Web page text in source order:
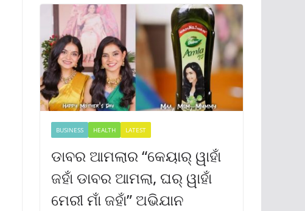
BUSINESS HEALTH LATEST
ଡାବର ଆମଲାର “କେୟାର୍ ୱାହାଁ
ଜହାଁ ଡାବର ଆମଲା, ଘର୍ ୱାହାଁ
ମେରୀ ମାଁ ଜହାଁ” ଅଭିଯାନ